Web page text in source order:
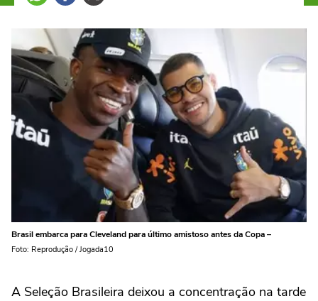
Brasil embarca para Cleveland para último amistoso antes da Copa –
Foto: Reprodução / Jogada10
A Seleção Brasileira deixou a concentração na tarde